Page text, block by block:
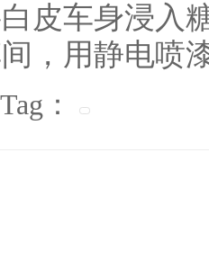
皮车身浸入
，用静电喷
Tag：